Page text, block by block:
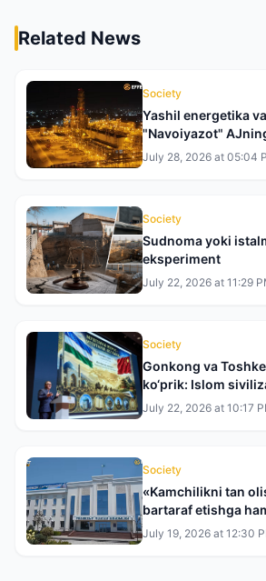
Related News
Society
Yashil energetika
"Navoiyazot"
qiyofasiga bir nazar
July 28, 2026 at 05:04
Society
Sudnoma yoki
eksperiment
July 22, 2026 at 11:29
Society
Gonkong va
ko‘prik: Islom
XXRda taqdim etildi
July 22, 2026 at 10:17
Society
«Kamchilikni tan
bartaraf etishga
Toshkent tumani
July 19, 2026 at 12:30